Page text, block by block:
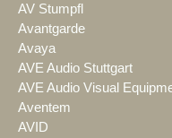
AV Stumpfl
Avantgarde
Avaya
AVE Audio Stuttgart
AVE Audio Visual
Aventem
AVID